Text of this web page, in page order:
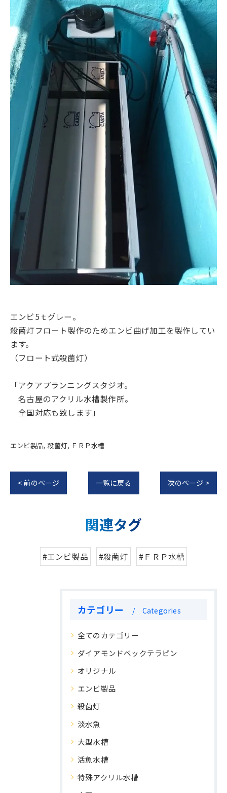
エンビ5ｔグレー。
殺菌灯フロート製作のためエンビ曲げ加工を製作してい
ます。
（フロート式殺菌灯）
「アクアプランニングスタジオ。
名古屋のアクリル水槽製作所。
全国対応も致します」
エンビ製品 殺菌灯 ＦＲＰ水槽
< 前のページ 一覧に戻る 次のページ >
関連タグ
#エンビ製品 #殺菌灯 #ＦＲＰ水槽
カテゴリー Categories
全てのカテゴリー
ダイアモンドベックテラピン
オリジナル
エンビ製品
殺菌灯
淡水魚
大型水槽
活魚水槽
特殊アクリル水槽